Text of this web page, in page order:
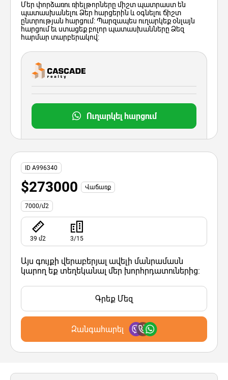
Մեր փորձառու ռիելթորները միշտ պատրաստ են
պատասխանելու Ձեր հարցերին և օգնելու ճիշտ
ընտրության հարցում: Պարզապես ուղարկեք օնլայն
հարցում եւ ստացեք բոլոր պատասխանները Ձեզ
հարմար տարբերակով:
Ուղարկել հարցում
ID A996340
$273000 Վաճառք
7000/մ2
39 մ2 3/15
Այս գույքի վերաբերյալ ավելի մանրամասն
կարող եք տեղեկանալ մեր խորհրդատուներից:
Գրեք Մեզ
Զանգահարել